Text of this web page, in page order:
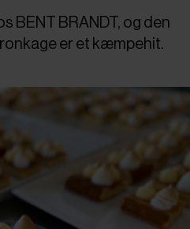
BENT BRANDT, og den
er et kæmpehit.